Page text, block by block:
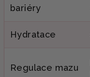
bariéry
Hydratace
Regulace mazu